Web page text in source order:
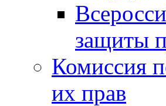
защиты
Комиссия
их прав